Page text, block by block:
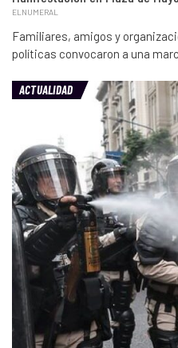
ELNUMERAL
Familiares, amigos y
políticas convocaron a una
ACTUALIDAD